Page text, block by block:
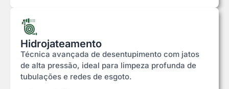
Hidrojateamento
Técnica avançada de desentupimento com jatos
de alta pressão, ideal para limpeza profunda de
tubulações e redes de esgoto.